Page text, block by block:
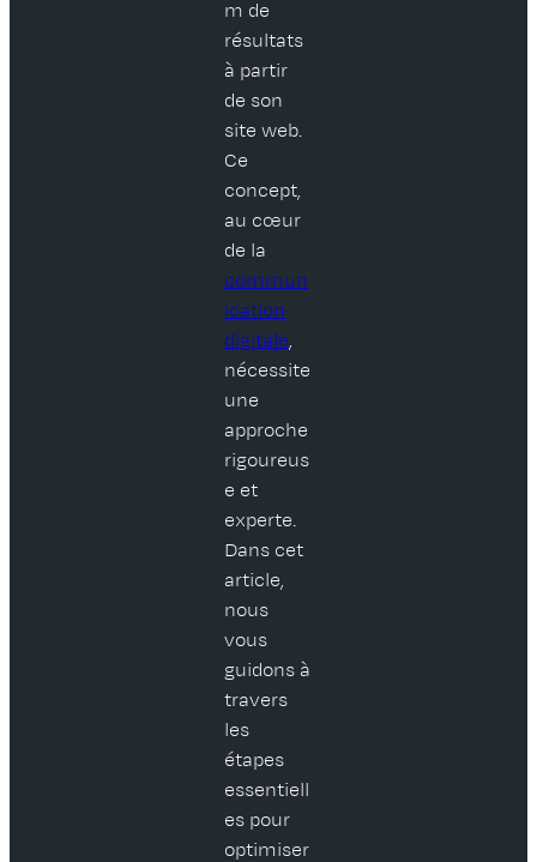
m de
résultats
à partir
de son
site web.
Ce
concept,
au cœur
de la
commun
ication
digitale
nécessite
une
approche
rigoureus
e et
experte.
Dans cet
article,
nous
vous
guidons à
travers
les
étapes
essentiell
es pour
optimiser